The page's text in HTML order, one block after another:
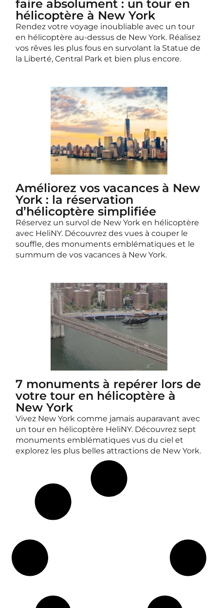
faire absolument : un tour en
hélicoptère à New York
Rendez votre voyage inoubliable avec un tour
en hélicoptère au-dessus de New York. Réalisez
vos rêves les plus fous en survolant la Statue de
la Liberté, Central Park et bien plus encore.
Améliorez vos vacances à New
York : la réservation
d’hélicoptère simplifiée
Réservez un survol de New York en hélicoptère
avec HeliNY. Découvrez des vues à couper le
souffle, des monuments emblématiques et le
summum de vos vacances à New York.
7 monuments à repérer lors de
votre tour en hélicoptère à
New York
Vivez New York comme jamais auparavant avec
un tour en hélicoptère HeliNY. Découvrez sept
monuments emblématiques vus du ciel et
explorez les plus belles attractions de New York.